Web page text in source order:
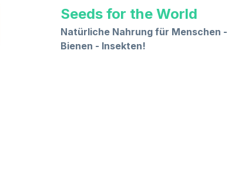
Seeds for the World
Natürliche Nahrung für Menschen -
Bienen - Insekten!